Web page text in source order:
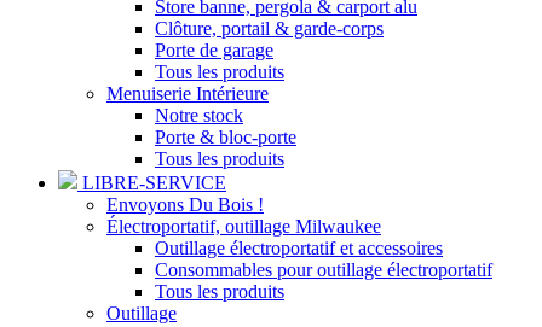
Store banne, pergola & carport alu
Clôture, portail & garde-corps
Porte de garage
Tous les produits
Menuiserie Intérieure
Notre stock
Porte & bloc-porte
Tous les produits
LIBRE-SERVICE
Envoyons Du Bois !
Électroportatif, outillage Milwaukee
Outillage électroportatif et accessoires
Consommables pour outillage électroportatif
Tous les produits
Outillage